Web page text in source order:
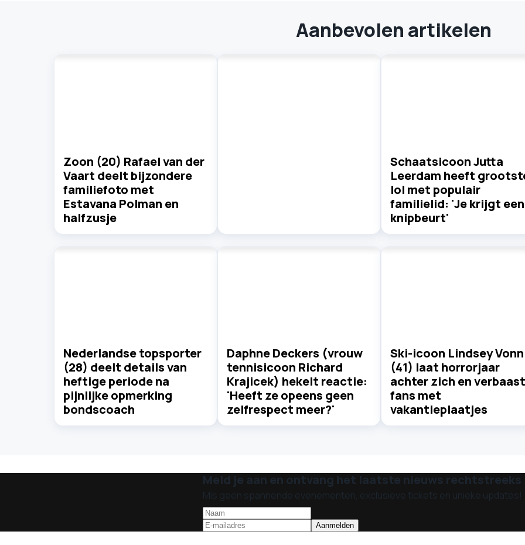
Aanbevolen artikelen
Zoon (20) Rafael van der
Vaart deelt bijzondere
familiefoto met
Estavana Polman en
halfzusje
Schaatsicoon Jutta
Leerdam heeft
lol met populair
familielid: 'Je krijgt een
knipbeurt'
Nederlandse topsporter
(28) deelt details van
heftige periode na
pijnlijke opmerking
bondscoach
Daphne Deckers (vrouw
tennisicoon Richard
Krajicek) hekelt reactie:
'Heeft ze opeens geen
zelfrespect meer?'
Ski-icoon Lindsey Vonn
(41) laat horrorjaar
achter zich en verbaast
fans met
vakantieplaatjes
Meld je aan en ontvang het laatste nieuws rechtstreeks
Mis geen spannende evenementen, exclusieve tickets en unieke updates!